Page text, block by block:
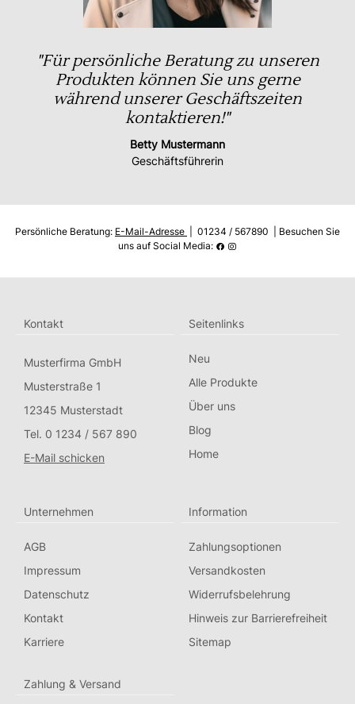
"Für persönliche Beratung zu unseren
Produkten können Sie uns gerne
während unserer Geschäftszeiten
kontaktieren!"
Betty Mustermann
Geschäftsführerin
Persönliche Beratung: E-Mail-Adresse
| 01234 / 567890 | Besuchen Sie
uns auf Social Media:
Kontakt
Musterfirma GmbH
Musterstraße 1
12345 Musterstadt
Tel. 0 1234 / 567 890
E-Mail schicken
Seitenlinks
Neu
Alle Produkte
Über uns
Blog
Home
Unternehmen
AGB
Impressum
Datenschutz
Kontakt
Karriere
Information
Zahlungsoptionen
Versandkosten
Widerrufsbelehrung
Hinweis zur Barrierefreiheit
Sitemap
Zahlung & Versand